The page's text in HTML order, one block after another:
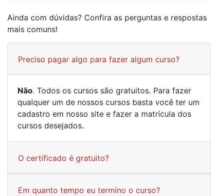
Ainda com dúvidas? Confira as perguntas e respostas
mais comuns!
Preciso pagar algo para fazer algum curso?
Não. Todos os cursos são gratuitos. Para fazer
qualquer um de nossos cursos basta você ter um
cadastro em nosso site e fazer a matrícula dos
cursos desejados.
O certificado é gratuito?
Em quanto tempo eu termino o curso?